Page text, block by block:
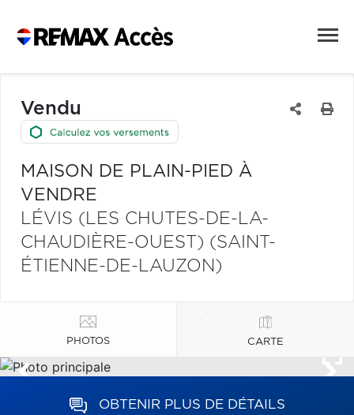
Vendu
MAISON DE PLAIN-PIED À
VENDRE
LÉVIS (LES CHUTES-DE-LA-
CHAUDIÈRE-OUEST) (SAINT-
ÉTIENNE-DE-LAUZON)
PHOTOS CARTE
OBTENIR PLUS DE DÉTAILS